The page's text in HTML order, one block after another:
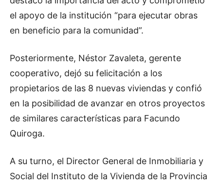
el apoyo de la institución “para ejecutar obras
en beneficio para la comunidad”.
Posteriormente, Néstor Zavaleta, gerente
cooperativo, dejó su felicitación a los
propietarios de las 8 nuevas viviendas y confió
en la posibilidad de avanzar en otros proyectos
de similares características para Facundo
Quiroga.
A su turno, el Director General de Inmobiliaria y
Social del Instituto de la Vivienda de la Provincia